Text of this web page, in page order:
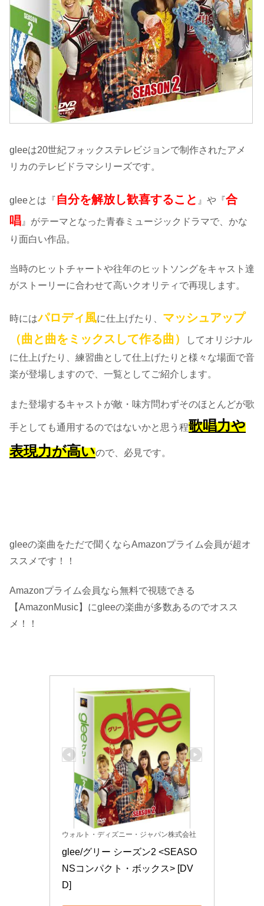
gleeは20世紀フォックステレビジョンで制作されたアメ
リカのテレビドラマシリーズです。
gleeとは『自分を解放し歓喜すること 』や『合
唱 』がテーマとなった青春ミュージックドラマで、かな
り面白い作品。
当時のヒットチャートや往年のヒットソングをキャスト達
がストーリーに合わせて高いクオリティで再現します。
時にはパロディ風に仕上げたり、 マッシュアップ
（曲と曲をミックスして作る曲）
してオリジナル
に仕上げたり、練習曲として仕上げたりと様々な場面で音
楽が登場しますので、一覧としてご紹介します。
また登場するキャストが敵・味方問わずそのほとんどが歌
手としても通用するのではないかと思う程歌唱力や
表現力が高いので、必見です。
gleeの楽曲をただで聞くならAmazonプライム会員が超オ
ススメです！！
Amazonプライム会員なら無料で視聴できる
【AmazonMusic】にgleeの楽曲が多数あるのでオスス
メ！！
ウォルト・ディズニー・ジャパン株式会社
glee/グリー シーズン2 <SEASO
NSコンパクト・ボックス> [DV
D]